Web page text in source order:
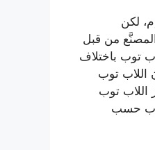
لكن
من قبل
توب باختلاف
اللاب توب
اللاب توب
توب حسب